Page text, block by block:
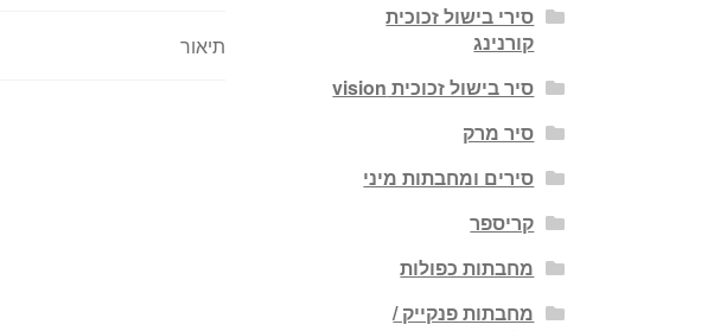
תיאור
סירי בישול זכוכית
קורנינג
סיר בישול זכוכית vision
סיר מרק
סירים ומחבתות מיני
קריספר
מחבתות כפולות
מחבתות פנקייק /